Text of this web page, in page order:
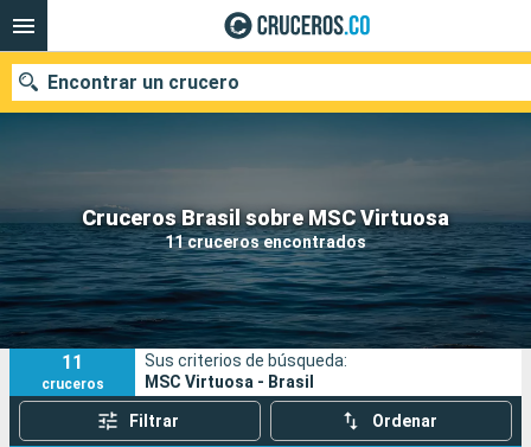
Cruceros Brasil sobre MSC Virtuosa
11 cruceros encontrados
Encontrar un crucero
Fecha de salida
Buscar
11
cruceros
Sus criterios de búsqueda:
MSC Virtuosa - Brasil
Filtrar Ordenar